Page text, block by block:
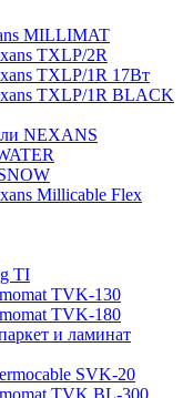
MILLIMAT
TXLP/2R
TXLP/1R 17Вт
TXLP/1R BLACK
NEXANS
Millicable Flex
TI
TVK-130
TVK-180
и ламинат
SVK-20
TVK BL-300